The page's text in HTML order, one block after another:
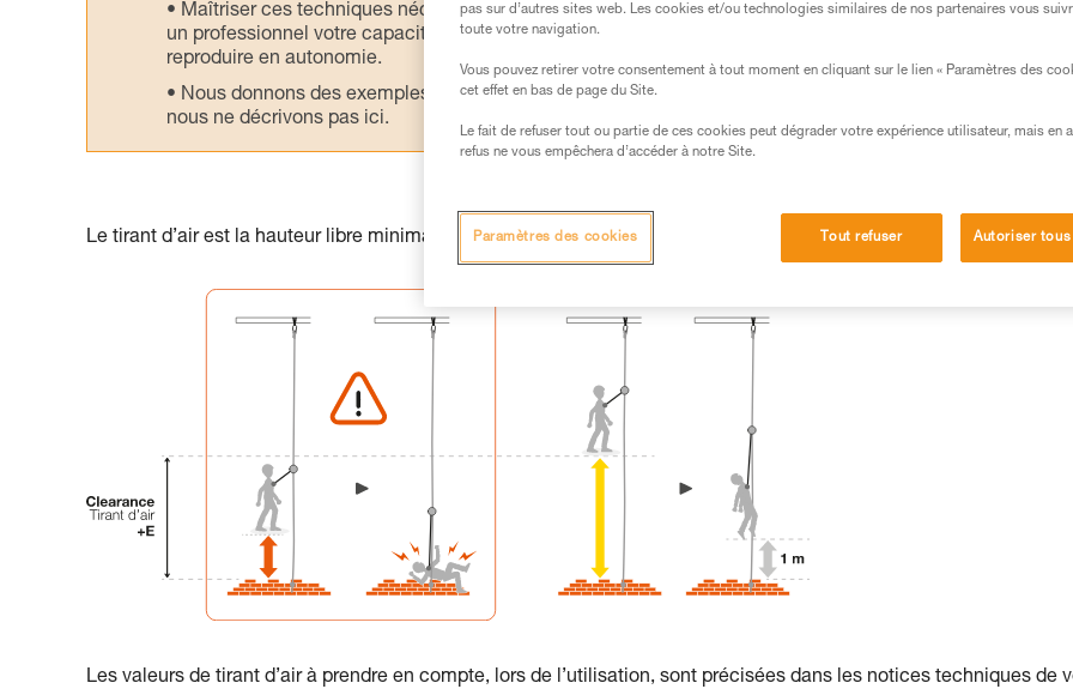
Maîtriser ces techniques nécessite une formation et un entraînement spécifique. Validez avec
un professionnel votre capacité à refaire la manipulation, seul, en toute sécurité, avant de la
reproduire en autonomie.
Nous donnons des exemples de techniques liées à votre activité. Il peut en exister d’autres que
nous ne décrivons pas ici.
Le tirant d’air est la hauteur libre minimale sous l’ASAP, pour que l’utilisateur ne heurte pas d’obstacle en cas de
Les valeurs de tirant d’air à prendre en compte, lors de l’utilisation, sont précisées dans les notices techniques de
pas sur d’autres sites web. Les cookies et/ou technologies similaires de nos partenaires vous
toute votre navigation.
Vous pouvez retirer votre consentement à tout moment en cliquant sur le lien « Paramètres des
cet effet en bas de page du Site.
Le fait de refuser tout ou partie de ces cookies peut dégrader votre expérience utilisateur, mais en
refus ne vous empêchera d’accéder à notre Site.
Tout refuser Autoriser
Paramètres des cookies